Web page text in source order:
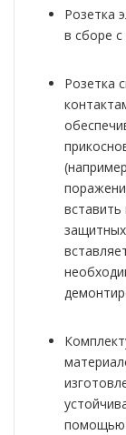
Розетка
в сборе
Розетка
помощью